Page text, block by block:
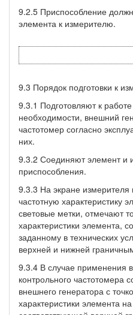
9.2.5 Приспособление
элемента к измерителю.
9.3 Порядок подготовки к
9.3.1 Подготовляют к
необходимости, внешний
частотомер согласно
них.
9.3.2 Соединяют элемент и
приспособления.
9.3.3 На экране
частотную характеристику
световые метки, отмечают
характеристики элемента,
заданному в технических
верхней и нижней
9.3.4 В случае применения
контрольного частотомера
внешнего генератора с
характеристики элемента